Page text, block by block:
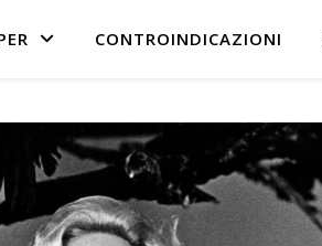
CONTROINDICAZIONI